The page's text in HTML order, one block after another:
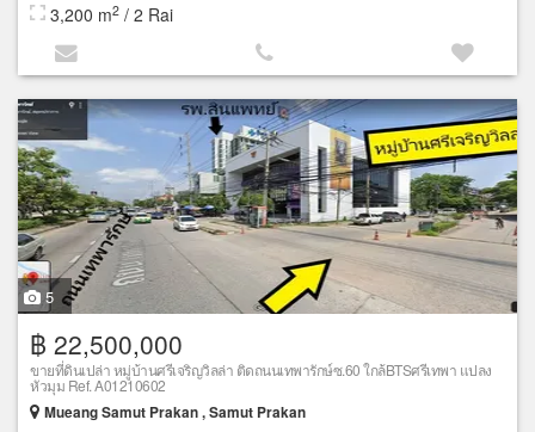
3,200 m2 / 2 Rai
5
฿ 22,500,000
ขายที่ดินเปล่า หมู่บ้านศรีเจริญวิลล่า ติดถนนเทพารักษ์ซ.60 ใกล้BTSศรีเทพา แปลง
หัวมุม Ref. A01210602
Mueang Samut Prakan , Samut Prakan